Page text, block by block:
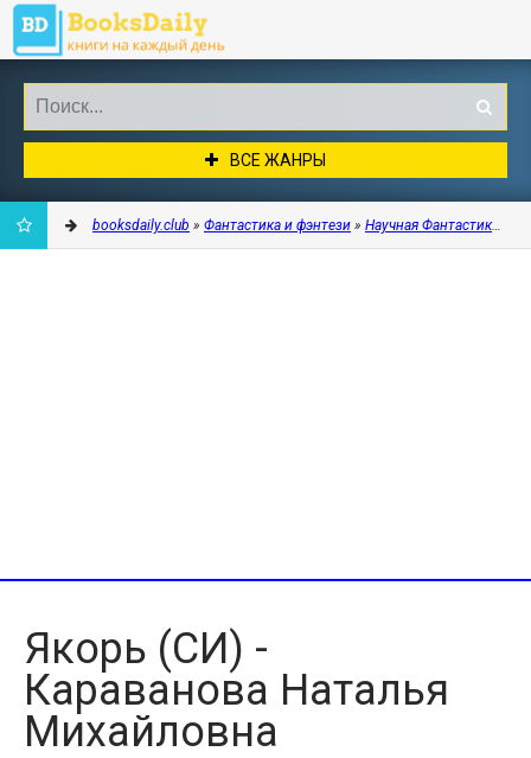
ВСЕ ЖАНРЫ
booksdaily.club » Фантастика и фэнтези » Научная Фантастика»
Якорь (СИ) -
Караванова Наталья
Михайловна